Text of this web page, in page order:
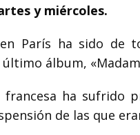
y miércoles.
París ha sido de
álbum,
francesa ha sufrido
de las que